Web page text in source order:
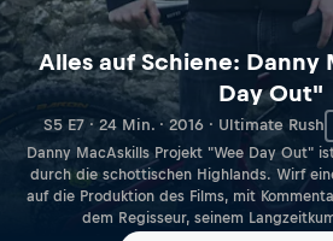
Alles auf Schiene: Danny
Day Out"
S5 E7 · 24 Min. · 2016 · Ultimate Rush
Danny MacAskills Projekt "Wee Day Out"
durch die schottischen Highlands. Wirf
auf die Produktion des Films, mit
dem Regisseur, seinem